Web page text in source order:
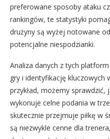
preferowane sposoby ataku
rankingów, te statystyki
drużyny są wyżej notowane
potencjalne niespodzianki.
Analiza danych z tych
gry i identyfikację kluczowych
przykład, możemy sprawdzić,
wykonuje celne podania w
skutecznie przejmuje piłkę w
są niezwykle cenne dla